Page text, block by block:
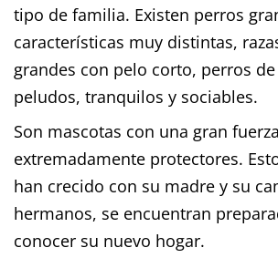
tipo de familia. Existen perros
características muy distintas,
grandes con pelo corto, perros
peludos, tranquilos y sociables.
Son mascotas con una gran
extremadamente protectores.
han crecido con su madre y su
hermanos, se encuentran
conocer su nuevo hogar.